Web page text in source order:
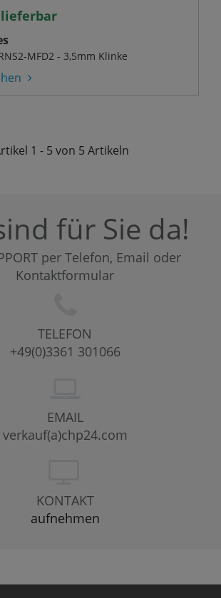
MFD2 - 3,5mm Klinke
1 - 5 von 5 Artikeln
für Sie da!
per Telefon, Email oder
Kontaktformular
TELEFON
+49(0)3361 301066
EMAIL
verkauf(a)chp24.com
KONTAKT
aufnehmen